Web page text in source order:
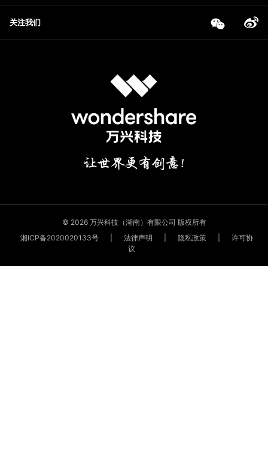
关注我们
© 2026 万兴科技（湖南）有限公司 版权所有
湘ICP备2020020133号
法律声明 隐私政策
许可协
议